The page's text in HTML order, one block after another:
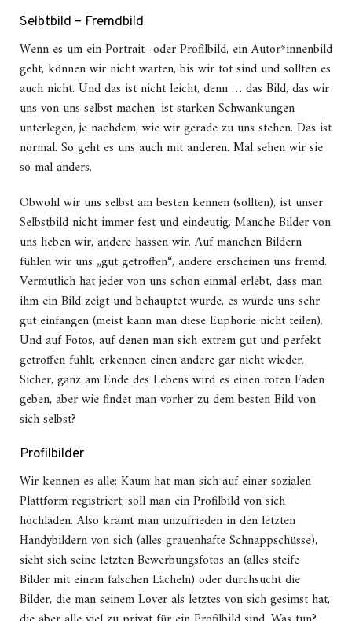
Selbtbild – Fremdbild
Wenn es um ein Portrait- oder Profilbild, ein Autor*innenbild
geht, können wir nicht warten, bis wir tot sind und sollten es
auch nicht. Und das ist nicht leicht, denn … das Bild, das wir
uns von uns selbst machen, ist starken Schwankungen
unterlegen, je nachdem, wie wir gerade zu uns stehen. Das ist
normal. So geht es uns auch mit anderen. Mal sehen wir sie
so mal anders.
Obwohl wir uns selbst am besten kennen (sollten), ist unser
Selbstbild nicht immer fest und eindeutig. Manche Bilder von
uns lieben wir, andere hassen wir. Auf manchen Bildern
fühlen wir uns „gut getroffen“, andere erscheinen uns fremd.
Vermutlich hat jeder von uns schon einmal erlebt, dass man
ihm ein Bild zeigt und behauptet wurde, es würde uns sehr
gut einfangen (meist kann man diese Euphorie nicht teilen).
Und auf Fotos, auf denen man sich extrem gut und perfekt
getroffen fühlt, erkennen einen andere gar nicht wieder.
Sicher, ganz am Ende des Lebens wird es einen roten Faden
geben, aber wie findet man vorher zu dem besten Bild von
sich selbst?
Profilbilder
Wir kennen es alle: Kaum hat man sich auf einer sozialen
Plattform registriert, soll man ein Profilbild von sich
hochladen. Also kramt man unzufrieden in den letzten
Handybildern von sich (alles grauenhafte Schnappschüsse),
sieht sich seine letzten Bewerbungsfotos an (alles steife
Bilder mit einem falschen Lächeln) oder durchsucht die
Bilder, die man seinem Lover als letztes von sich gesimst hat,